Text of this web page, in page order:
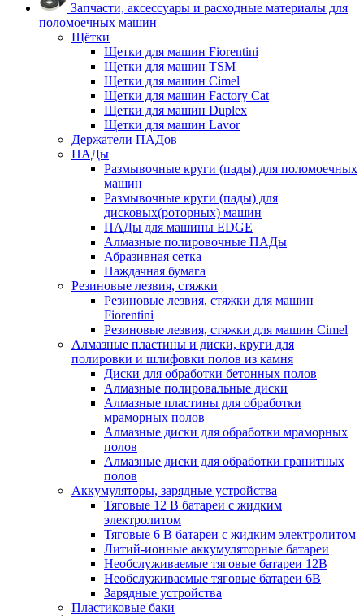
Запчасти, аксессуары и расходные материалы для
поломоечных машин
Щётки
Щетки для машин Fiorentini
Щетки для машин TSM
Щетки для машин Cimel
Щетки для машин Factory Cat
Щетки для машин Duplex
Щетки для машин Lavor
Держатели ПАДов
ПАДы
Размывочные круги (пады) для поломоечных
машин
Размывочные круги (пады) для
дисковых(роторных) машин
ПАДы для машины EDGE
Алмазные полировочные ПАДы
Абразивная сетка
Наждачная бумага
Резиновые лезвия, стяжки
Резиновые лезвия, стяжки для машин
Fiorentini
Резиновые лезвия, стяжки для машин Cimel
Алмазные пластины и диски, круги для
полировки и шлифовки полов из камня
Диски для обработки бетонных полов
Алмазные полировальные диски
Алмазные пластины для обработки
мраморных полов
Алмазные диски для обработки мраморных
полов
Алмазные диски для обработки гранитных
полов
Аккумуляторы, зарядные устройства
Тяговые 12 В батареи с жидким
электролитом
Тяговые 6 В батареи с жидким электролитом
Литий-ионные аккумуляторные батареи
Необслуживаемые тяговые батареи 12В
Необслуживаемые тяговые батареи 6В
Зарядные устройства
Пластиковые баки